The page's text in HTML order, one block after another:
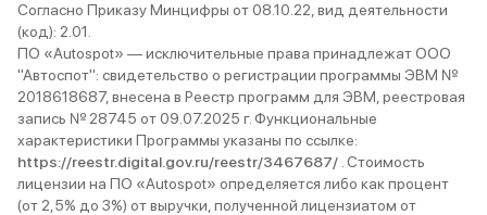
Согласно Приказу Минцифры от 08.10.22, вид деятельности
(код): 2.01.
ПО «Autospot» — исключительные права принадлежат ООО
"Автоспот": свидетельство о регистрации программы ЭВМ №
2018618687, внесена в Реестр программ для ЭВМ, реестровая
запись № 28745 от 09.07.2025 г. Функциональные
характеристики Программы указаны по ссылке:
https://reestr.digital.gov.ru/reestr/3467687/ . Стоимость
лицензии на ПО «Autospot» определяется либо как процент
(от 2,5% до 3%) от выручки, полученной лицензиатом от